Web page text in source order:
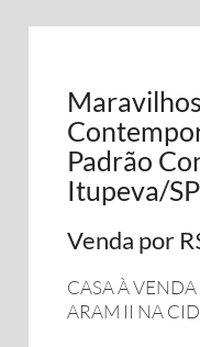
Padrão
Itupeva/
Venda por
CASA À
ARAM II NA